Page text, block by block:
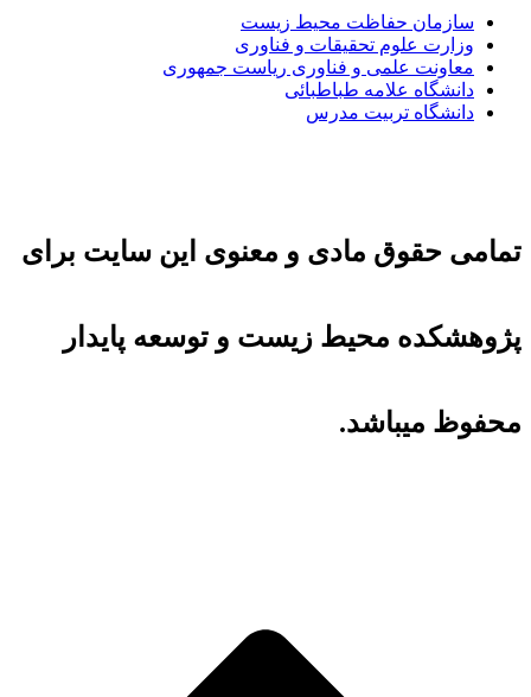
سازمان حفاظت محیط زیست
وزارت علوم تحقیقات و فناوری
معاونت علمی و فناوری ریاست جمهوری
دانشگاه علامه طباطبائی
دانشگاه تربیت مدرس
تمامی حقوق مادی و معنوی این سایت برای
پژوهشکده محیط زیست و توسعه پایدار
محفوظ میباشد.